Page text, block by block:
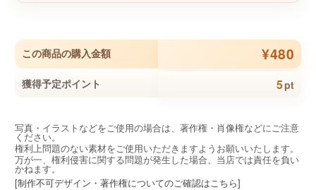
この商品の購入金額 ¥480
獲得予定ポイント 5pt
写真・イラストなどをご使用の場合は、著作権・肖像権などにご注意
ください。
権利上問題のない素材をご使用いただきますようお願いいたします。
万が一、権利侵害に関する問題が発生した場合、当店では責任を負い
かねます。
[制作不可デザイン・著作権についてのご確認はこちら]